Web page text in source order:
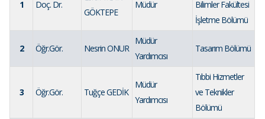
1 Doç. Dr.
GÖKTEPE
Müdür
Bilimler Fakültesi
İşletme Bölümü
2 Öğr.Gör. Nesrin ONUR
Müdür
Yardımcısı
Tasarım Bölümü
3 Öğr.Gör. Tuğçe GEDİK
Müdür
Yardımcısı
Tıbbi Hizmetler
ve Teknikler
Bölümü